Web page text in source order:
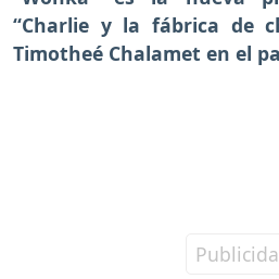
“Charlie y la fábrica de
Timotheé Chalamet en el